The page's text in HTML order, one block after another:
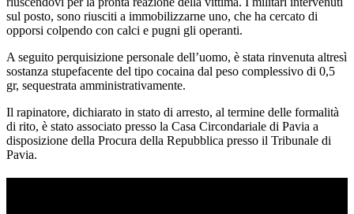
sul posto, sono riusciti a immobilizzarne uno, che ha cercato di
opporsi colpendo con calci e pugni gli operanti.
A seguito perquisizione personale dell’uomo, è stata rinvenuta altresì
sostanza stupefacente del tipo cocaina dal peso complessivo di 0,5
gr, sequestrata amministrativamente.
Il rapinatore, dichiarato in stato di arresto, al termine delle formalità
di rito, è stato associato presso la Casa Circondariale di Pavia a
disposizione della Procura della Repubblica presso il Tribunale di
Pavia.